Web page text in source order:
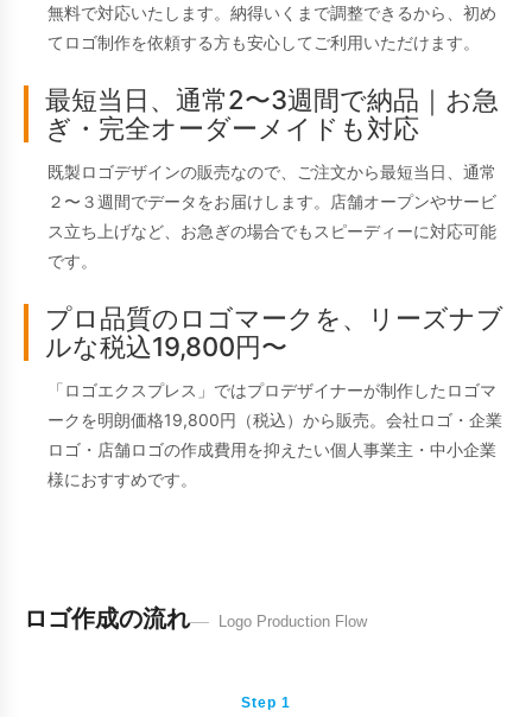
無料で対応いたします。納得いくまで調整できるから、初め
てロゴ制作を依頼する方も安心してご利用いただけます。
最短当日、通常2〜3週間で納品｜お急
ぎ・完全オーダーメイドも対応
既製ロゴデザインの販売なので、ご注文から最短当日、通常
２〜３週間でデータをお届けします。店舗オープンやサービ
ス立ち上げなど、お急ぎの場合でもスピーディーに対応可能
です。
プロ品質のロゴマークを、リーズナブ
ルな税込19,800円〜
「ロゴエクスプレス」ではプロデザイナーが制作したロゴマ
ークを明朗価格19,800円（税込）から販売。会社ロゴ・企業
ロゴ・店舗ロゴの作成費用を抑えたい個人事業主・中小企業
様におすすめです。
ロゴ作成の流れ Logo Production Flow
Step 1